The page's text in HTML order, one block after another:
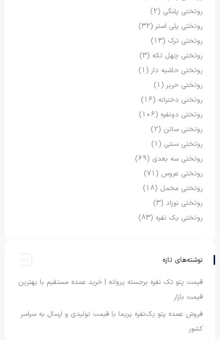
روتختی پلنگی (2)
روتختی پلی استر (32)
روتختی ترک (13)
روتختی چهل تکه (3)
روتختی حاشیه دار (1)
روتختی حریر (1)
روتختی دخترانه (16)
روتختی دونفره (106)
روتختی ساتن (2)
روتختی سنتی (1)
روتختی سه بعدی (69)
روتختی عروس (71)
روتختی مخمل (18)
روتختی نوزاد (3)
روتختی یک نفره (83)
نوشته‌های تازه
قیمت پتو تک نفره برجسته پروانه | خرید عمده مستقیم با بهترین
قیمت بازار
فروش عمده پتو یک‌نفره پریما با قیمت تولیدی و ارسال به سراسر
کشور